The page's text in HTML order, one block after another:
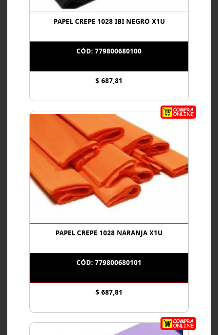
PAPEL CREPE 1028 IBI NEGRO X1U
CÓD: 779800680100
$ 687,81
PAPEL CREPE 1028 NARANJA X1U
CÓD: 779800680101
$ 687,81